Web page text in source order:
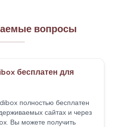
вопросы
бесплатен для
полностью бесплатен
сайтах и через
Вы можете получить